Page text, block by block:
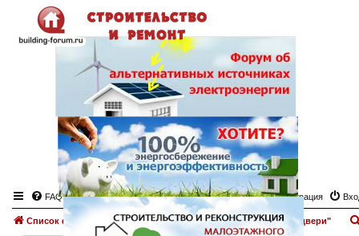
FAQ Регистрация
Список форумов Окна, двери Доска объявлений "Окна, двери"